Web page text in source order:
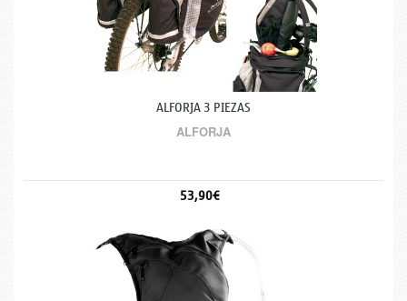
ALFORJA 3 PIEZAS
ALFORJA
53,90€